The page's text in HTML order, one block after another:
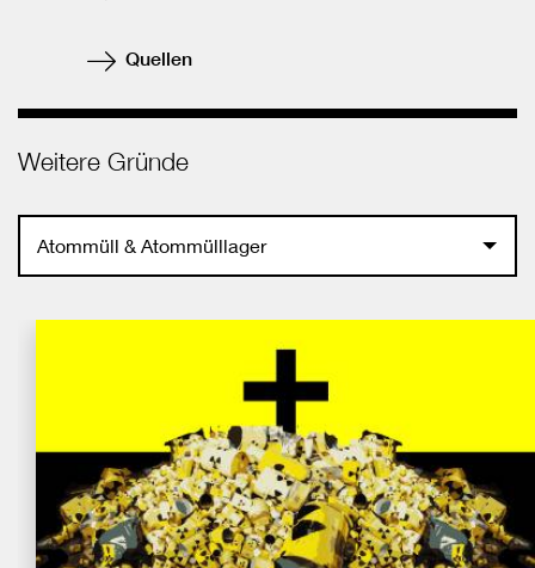
Quellen
Weitere Gründe
Atommüll & Atommülllager